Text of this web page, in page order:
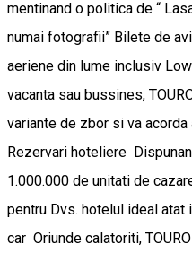
mentinand o politica de “
numai fotografii” Bilete de
aeriene din lume inclusiv
vacanta sau bussines,
variante de zbor si va
Rezervari hoteliere
1.000.000 de unitati de
pentru Dvs. hotelul ideal atat
car Oriunde calatoriti,